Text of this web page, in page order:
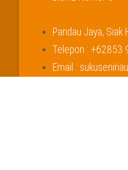
Pandau Jaya, Siak
Telepon : +62853
Email :